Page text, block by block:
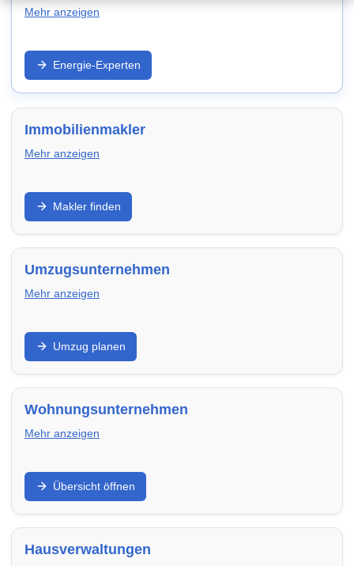
Mehr anzeigen
Strom/Gas, Wärmepumpe, PV und Effizienz: Entdecke
Anbieter und Experten in Saarbrücken – für niedrigere
laufende Kosten und zukunftssichere Modernisierung.
Energie-Experten
Immobilienmakler
Mehr anzeigen
Verkauf, Vermietung, Bewertung und Vermarktung:
Finde Makler in Saarbrücken, die Objektaufnahme,
Exposé, Besichtigungen und Verhandlung
Makler finden
Umzugsunternehmen
Mehr anzeigen
Privatumzug, Transport, Verpackung und Montage:
Vergleiche Umzugsfirmen in Saarbrücken –
transparent, terminsicher und passend zu deinem
Umzug planen
Wohnungsunternehmen
Mehr anzeigen
Finde regionale Wohnungsunternehmen,
Genossenschaften und Vermieter in Saarbrücken – mit
freien Wohnungen, klaren Prozessen und
Übersicht öffnen
Hausverwaltungen